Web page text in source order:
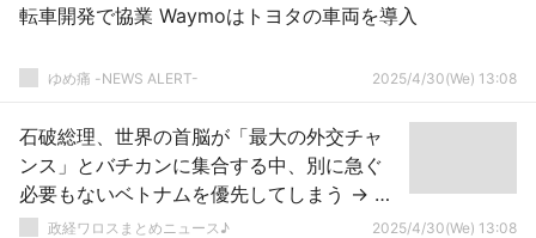
転車開発で協業 Waymoはトヨタの車両を導入
ゆめ痛 -NEWS ALERT- 2025/4/30(We) 13:08
石破総理、世界の首脳が「最大の外交チャ
ンス」とバチカンに集合する中、別に急ぐ
必要もないベトナムを優先してしまう → ｗ
ｗｗｗｗｗｗｗｗｗｗｗｗｗｗｗｗｗｗｗ
政経ワロスまとめニュース♪ 2025/4/30(We) 13:08